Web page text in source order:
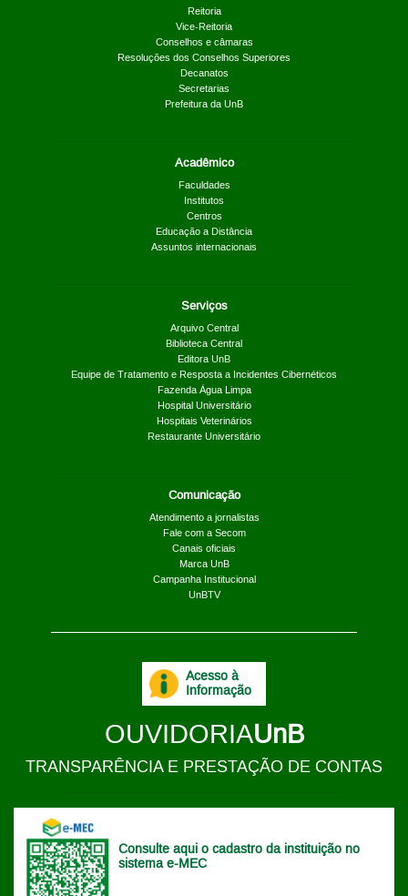
Reitoria
Vice-Reitoria
Conselhos e câmaras
Resoluções dos Conselhos Superiores
Decanatos
Secretarias
Prefeitura da UnB
Acadêmico
Faculdades
Institutos
Centros
Educação a Distância
Assuntos internacionais
Serviços
Arquivo Central
Biblioteca Central
Editora UnB
Equipe de Tratamento e Resposta a Incidentes Cibernéticos
Fazenda Água Limpa
Hospital Universitário
Hospitais Veterinários
Restaurante Universitário
Comunicação
Atendimento a jornalistas
Fale com a Secom
Canais oficiais
Marca UnB
Campanha Institucional
UnBTV
Consulte aqui o cadastro da instituição no
sistema e-MEC
Acesso à
Informação
OUVIDORIAUnB
TRANSPARÊNCIA E PRESTAÇÃO DE CONTAS